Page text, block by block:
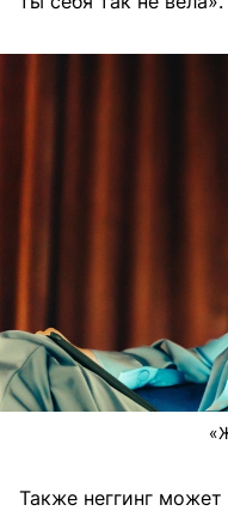
Также неггинг